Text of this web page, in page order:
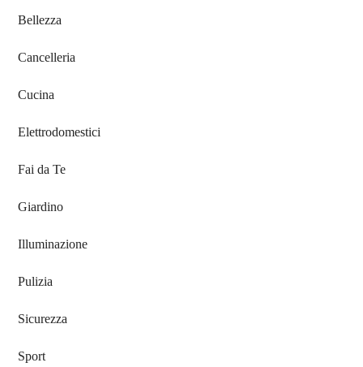
Bellezza
Cancelleria
Cucina
Elettrodomestici
Fai da Te
Giardino
Illuminazione
Pulizia
Sicurezza
Sport